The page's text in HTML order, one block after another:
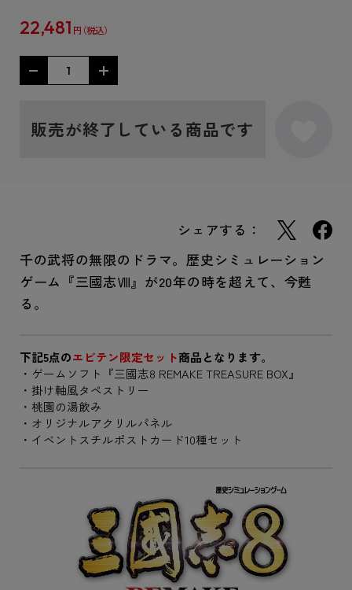
22,481 円
販売が終了している商品です
シェアする：
千の武将の無限のドラマ。歴史シミュレーション
ゲーム『三國志Ⅷ』が20年の時を超えて、今甦
る。
下記5点のエビテン限定セット商品となります。
・ゲームソフト『三國志8 REMAKE TREASURE BOX』
・掛け軸風タペストリー
・桃園の湯飲み
・オリジナルアクリルパネル
・イベントスチルポストカード10種セット